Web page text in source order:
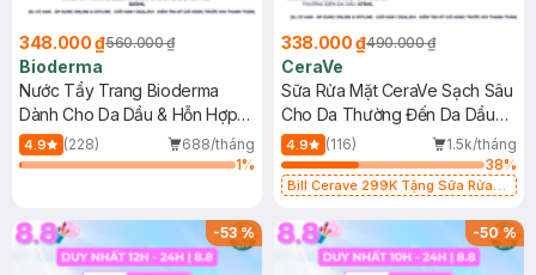
348.000 ₫560.000 ₫
Bioderma
Nước Tẩy Trang Bioderma
Dành Cho Da Dầu & Hỗn Hợp
500ml
4.9 (228)
688/tháng
1%
338.000 ₫490.000 ₫
CeraVe
Sữa Rửa Mặt CeraVe Sạch Sâu
Cho Da Thường Đến Da Dầu
473ml
4.9 (116)
1.5k/tháng
38%
Bill Cerave 299K Tặng Sữa Rửa
-53% -50%